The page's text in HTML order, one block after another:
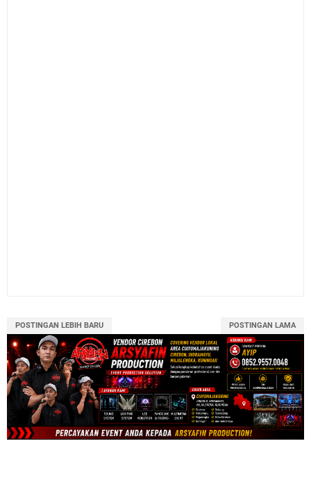
POSTINGAN LEBIH BARU POSTINGAN LAMA